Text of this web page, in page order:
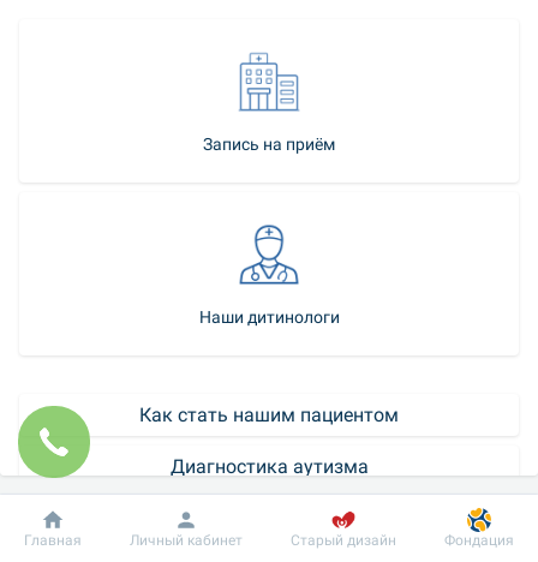
Запись на приём
Наши дитинологи
Как стать нашим пациентом
Диагностика аутизма
Контакт-центр
Добробут
Информация Пациенту
Главная Личный кабинет Старый дизайн Фондация